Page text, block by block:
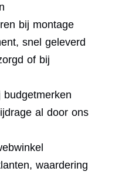
bij montage
snel geleverd
of bij
al door ons
waardering